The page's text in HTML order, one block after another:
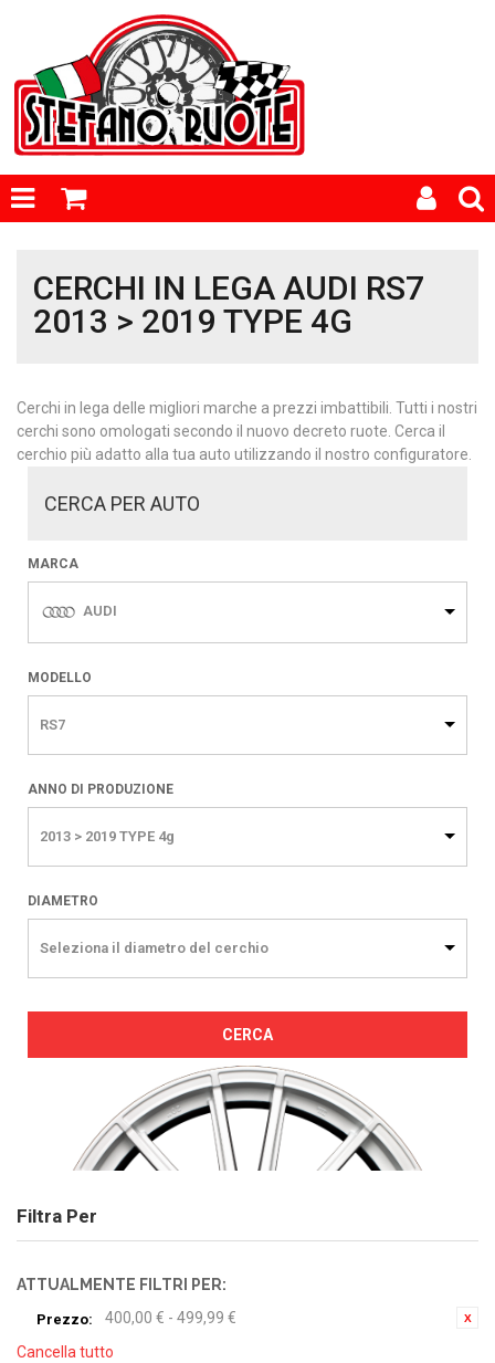
CERCHI IN LEGA AUDI RS7
2013 > 2019 TYPE 4G
Cerchi in lega delle migliori marche a prezzi imbattibili. Tutti i nostri
cerchi sono omologati secondo il nuovo decreto ruote. Cerca il
cerchio più adatto alla tua auto utilizzando il nostro configuratore.
CERCA PER AUTO
MARCA
AUDI
MODELLO
RS7
ANNO DI PRODUZIONE
2013 > 2019 TYPE 4g
DIAMETRO
Seleziona il diametro del cerchio
CERCA
Filtra Per
ATTUALMENTE FILTRI PER:
Prezzo:
400,00 € - 499,99 €
Cancella tutto